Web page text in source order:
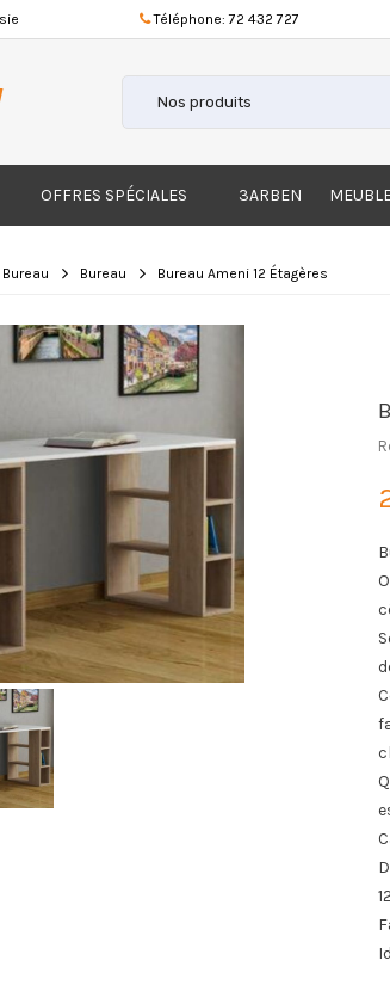
Téléphone: 72 432 727
OFFRES SPÉCIALES 3ARBEN
Bureau Bureau Bureau Ameni 12 Étagères